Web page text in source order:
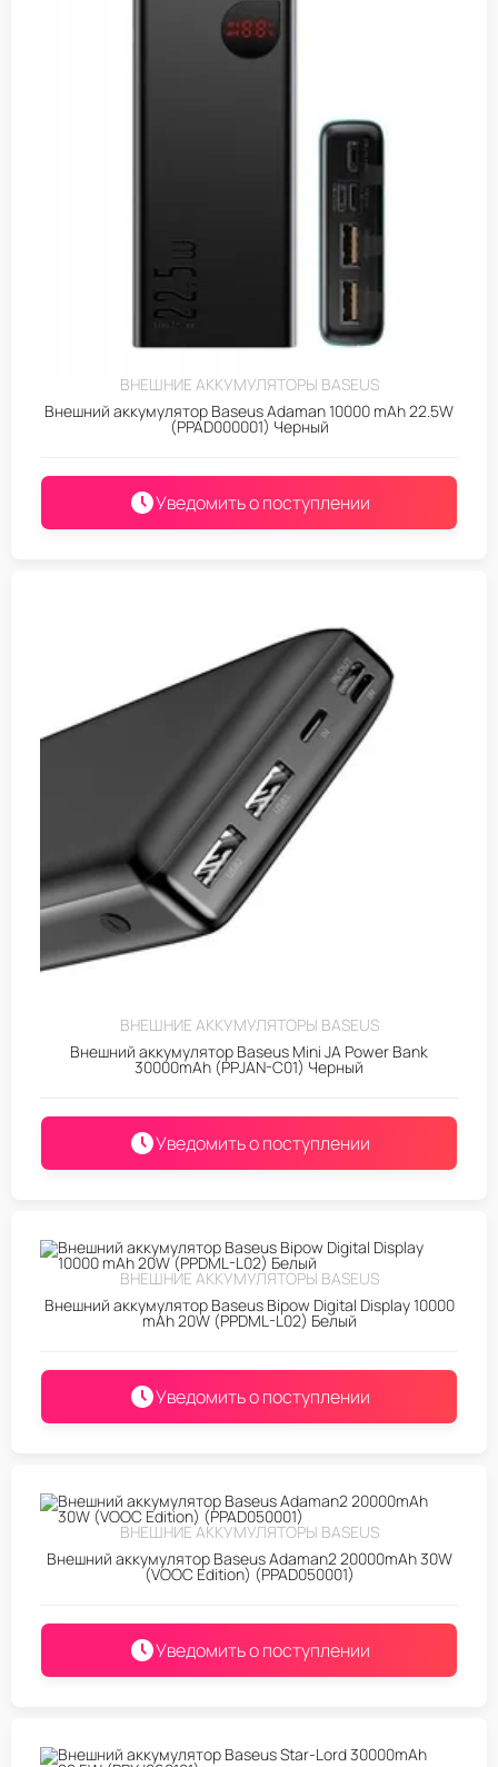
ВНЕШНИЕ АККУМУЛЯТОРЫ BASEUS
Внешний аккумулятор Baseus Adaman 10000 mAh 22.5W
(PPAD000001) Черный
Уведомить о поступлении
ВНЕШНИЕ АККУМУЛЯТОРЫ BASEUS
Внешний аккумулятор Baseus Mini JA Power Bank
30000mAh (PPJAN-C01) Черный
Уведомить о поступлении
ВНЕШНИЕ АККУМУЛЯТОРЫ BASEUS
Внешний аккумулятор Baseus Bipow Digital Display 10000
mAh 20W (PPDML-L02) Белый
Уведомить о поступлении
ВНЕШНИЕ АККУМУЛЯТОРЫ BASEUS
Внешний аккумулятор Baseus Adaman2 20000mAh 30W
(VOOC Edition) (PPAD050001)
Уведомить о поступлении